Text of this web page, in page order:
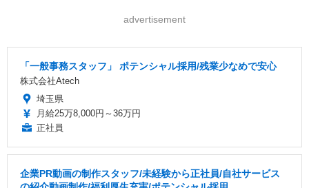
advertisement
「一般事務スタッフ」 ポテンシャル採用/残業少なめで安心
株式会社Atech
埼玉県
月給25万8,000円～36万円
正社員
企業PR動画の制作スタッフ/未経験から正社員/自社サービス